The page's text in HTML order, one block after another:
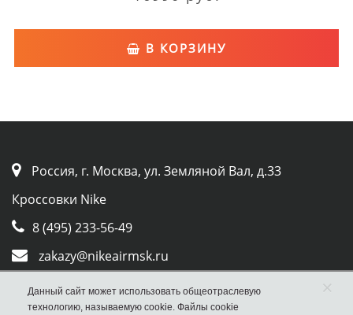
В КОРЗИНУ
Россия, г. Москва, ул. Земляной Вал, д.33
Кроссовки Nike
8 (495) 233-56-49
zakazy@nikeairmsk.ru
Whatsapp
Viber
Данный сайт может использовать общеотраслевую
технологию, называемую cookie. Файлы cookie
×